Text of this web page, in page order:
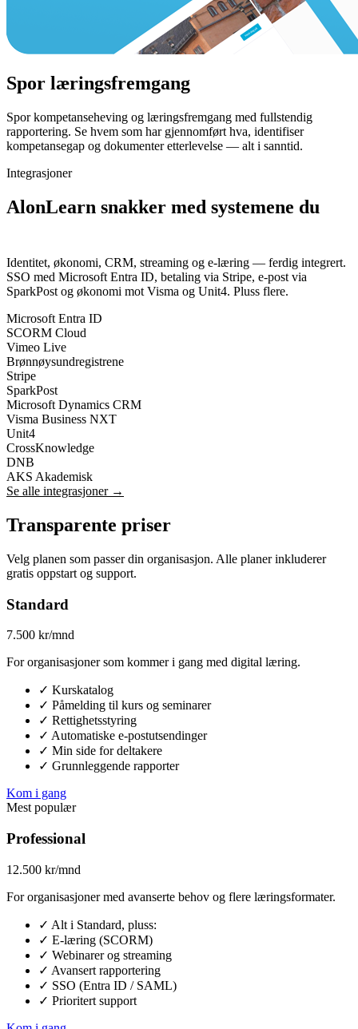
Spor læringsfremgang
Spor kompetanseheving og læringsfremgang med fullstendig
rapportering. Se hvem som har gjennomført hva, identifiser
kompetansegap og dokumenter etterlevelse — alt i sanntid.
Integrasjoner
AlonLearn snakker med systemene du
Identitet, økonomi, CRM, streaming og e-læring — ferdig integrert.
SSO med Microsoft Entra ID, betaling via Stripe, e-post via
SparkPost og økonomi mot Visma og Unit4. Pluss flere.
Microsoft Entra ID
SCORM Cloud
Vimeo Live
Brønnøysundregistrene
Stripe
SparkPost
Microsoft Dynamics CRM
Visma Business NXT
Unit4
CrossKnowledge
DNB
AKS Akademisk
Se alle integrasjoner →
Transparente priser
Velg planen som passer din organisasjon. Alle planer inkluderer
gratis oppstart og support.
Standard
7.500 kr/mnd
For organisasjoner som kommer i gang med digital læring.
✓ Kurskatalog
✓ Påmelding til kurs og seminarer
✓ Rettighetsstyring
✓ Automatiske e-postutsendinger
✓ Min side for deltakere
✓ Grunnleggende rapporter
Kom i gang
Mest populær
Professional
12.500 kr/mnd
For organisasjoner med avanserte behov og flere læringsformater.
✓ Alt i Standard, pluss:
✓ E-læring (SCORM)
✓ Webinarer og streaming
✓ Avansert rapportering
✓ SSO (Entra ID / SAML)
✓ Prioritert support